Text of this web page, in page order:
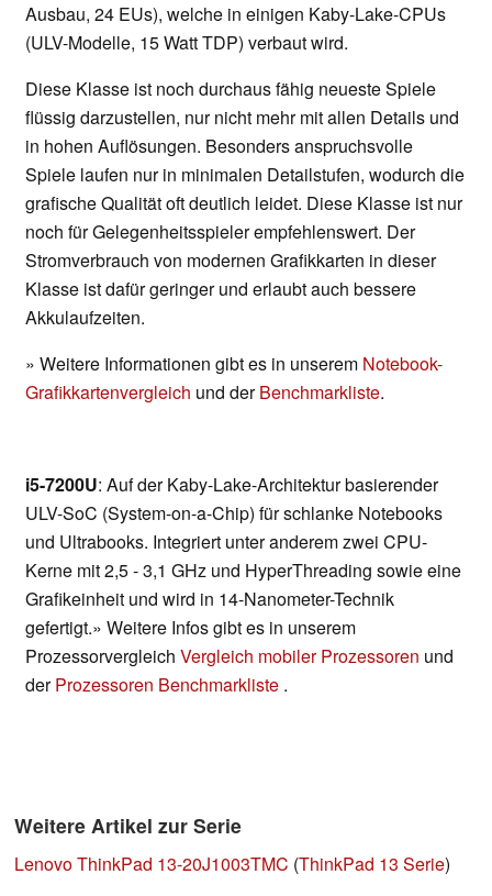
Ausbau, 24 EUs), welche in einigen Kaby-Lake-CPUs
(ULV-Modelle, 15 Watt TDP) verbaut wird.
Diese Klasse ist noch durchaus fähig neueste Spiele
flüssig darzustellen, nur nicht mehr mit allen Details und
in hohen Auflösungen. Besonders anspruchsvolle
Spiele laufen nur in minimalen Detailstufen, wodurch die
grafische Qualität oft deutlich leidet. Diese Klasse ist nur
noch für Gelegenheitsspieler empfehlenswert. Der
Stromverbrauch von modernen Grafikkarten in dieser
Klasse ist dafür geringer und erlaubt auch bessere
Akkulaufzeiten.
» Weitere Informationen gibt es in unserem Notebook-
Grafikkartenvergleich und derBenchmarkliste.
i5-7200U: Auf der Kaby-Lake-Architektur basierender
ULV-SoC (System-on-a-Chip) für schlanke Notebooks
und Ultrabooks. Integriert unter anderem zwei CPU-
Kerne mit 2,5 - 3,1 GHz und HyperThreading sowie eine
Grafikeinheit und wird in 14-Nanometer-Technik
gefertigt.» Weitere Infos gibt es in unserem
Prozessorvergleich Vergleich mobiler Prozessoren und
derProzessoren Benchmarkliste .
Weitere Artikel zur Serie
Lenovo ThinkPad 13-20J1003TMC (ThinkPad 13 Serie)